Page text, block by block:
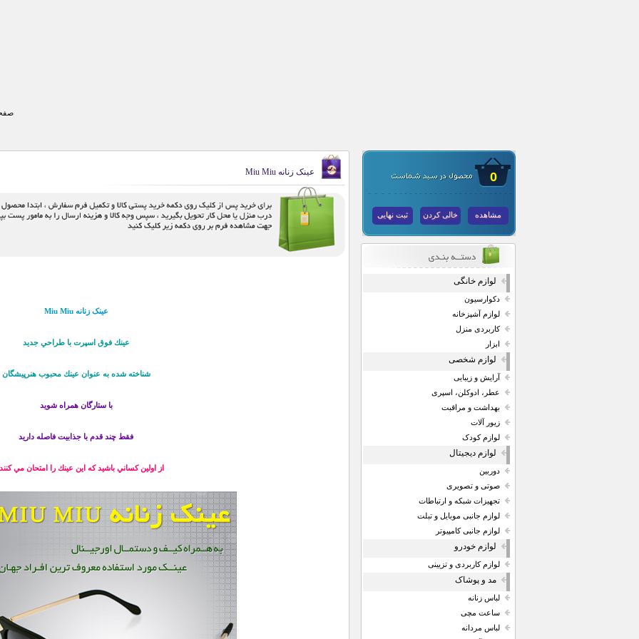
0
مشاهده خالی کردن ثبت نهایی
لوازم خانگی
دکوارسیون
لوازم آشپزخانه
کاربردی منزل
ابزار
لوازم شخصی
آرایش و زیبایی
عطر، ادوکلن، اسپری
بهداشت و مراقبت
زیور آلات
لوازم کودک
لوازم دیجیتال
دوربین
صوتی و تصویری
تجهیزات شبکه و ارتباطات
لوازم جانبی موبایل و تبلت
لوازم جانبی کامپیوتر
لوازم خودرو
لوازم کاربردی و تزیینی
مد و پوشاک
لباس زنانه
ساعت مچی
لباس مردانه
عینک زنانه Miu Miu
عینک زنانه Miu Miu
عينك فوق اسپرت با طراحي جديد
شناخته شده به عنوان عينك محبوب هنرپيشگان
با ستارگان همراه شويد
فقط چند قدم با جذابيت فاصله داريد
از اولين كساني باشيد كه اين عينك را امتحان مي